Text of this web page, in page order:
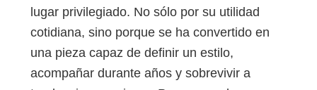
lugar privilegiado. No sólo por su utilidad
cotidiana, sino porque se ha convertido en
una pieza capaz de definir un estilo,
acompañar durante años y sobrevivir a